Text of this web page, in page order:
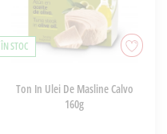
ÎN STOC
Ton In Ulei De Masline Calvo
160g